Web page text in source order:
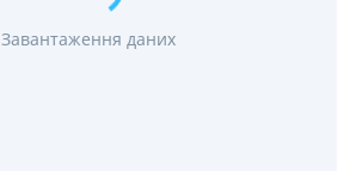
Завантаження даних